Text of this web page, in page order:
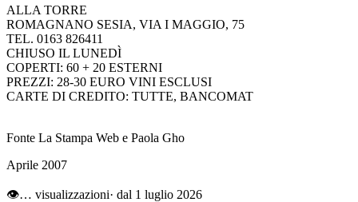
ALLA TORRE
ROMAGNANO SESIA, VIA I MAGGIO, 75
TEL. 0163 826411
CHIUSO IL LUNEDÌ
COPERTI: 60 + 20 ESTERNI
PREZZI: 28-30 EURO VINI ESCLUSI
CARTE DI CREDITO: TUTTE, BANCOMAT
Fonte La Stampa Web e Paola Gho
Aprile 2007
👁… visualizzazioni· dal 1 luglio 2026